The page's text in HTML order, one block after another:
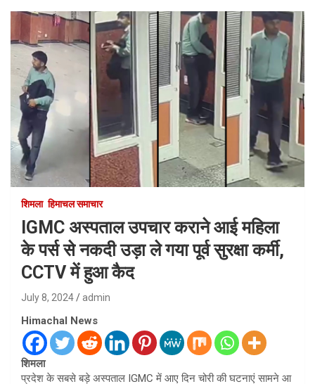
शिमला हिमाचल समाचार
IGMC अस्पताल उपचार कराने आई महिला
के पर्स से नकदी उड़ा ले गया पूर्व सुरक्षा कर्मी,
CCTV में हुआ कैद
July 8, 2024 admin
Himachal News
शिमला
प्रदेश के सबसे बड़े अस्पताल IGMC में आए दिन चोरी की घटनाएं सामने आ